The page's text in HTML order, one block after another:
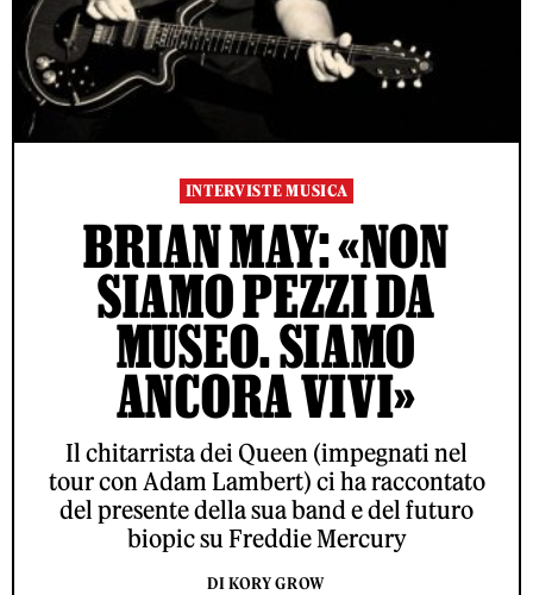
INTERVISTE MUSICA
BRIAN MAY: «NON
SIAMO PEZZI DA
MUSEO. SIAMO
ANCORA VIVI»
Il chitarrista dei Queen (impegnati nel
tour con Adam Lambert) ci ha raccontato
del presente della sua band e del futuro
biopic su Freddie Mercury
DI KORY GROW